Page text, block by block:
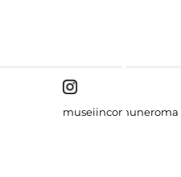
museiincomuneroma